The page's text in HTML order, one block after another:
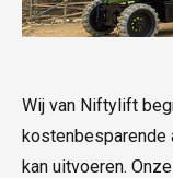
Wij van Niftylift
kostenbesparende
kan uitvoeren.